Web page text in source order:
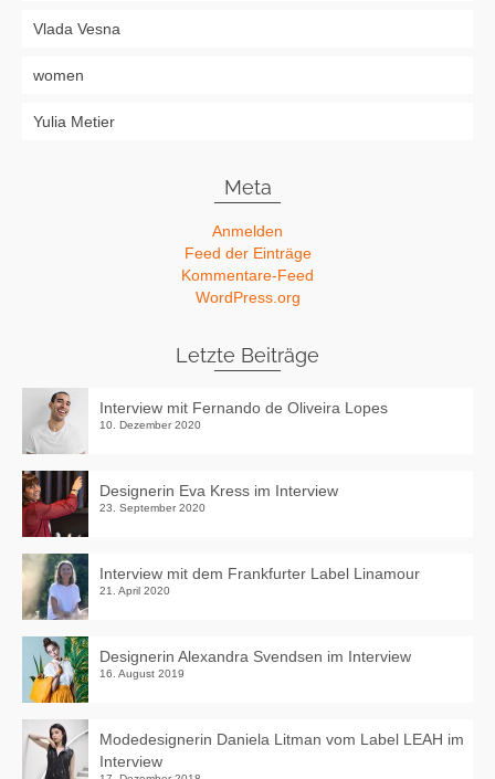
Vlada Vesna
women
Yulia Metier
Meta
Anmelden
Feed der Einträge
Kommentare-Feed
WordPress.org
Letzte Beiträge
Interview mit Fernando de Oliveira Lopes
10. Dezember 2020
Designerin Eva Kress im Interview
23. September 2020
Interview mit dem Frankfurter Label Linamour
21. April 2020
Designerin Alexandra Svendsen im Interview
16. August 2019
Modedesignerin Daniela Litman vom Label LEAH im
Interview